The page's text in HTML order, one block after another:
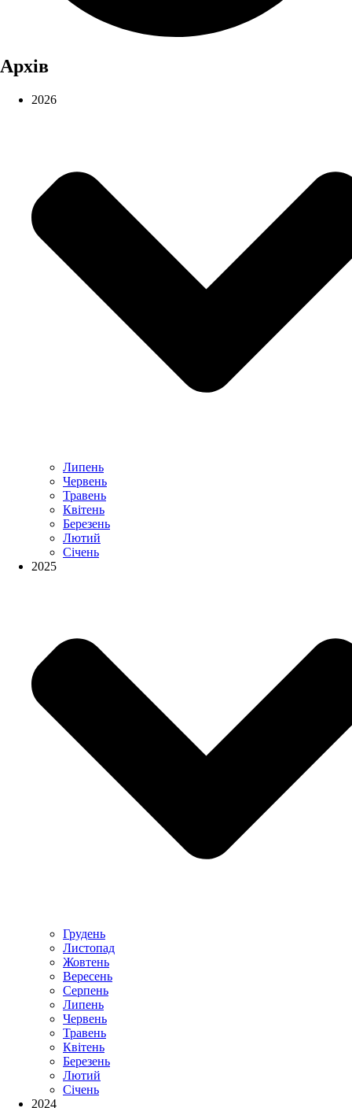
Архів
2026
Липень
Червень
Травень
Квітень
Березень
Лютий
Січень
2025
Грудень
Листопад
Жовтень
Вересень
Серпень
Липень
Червень
Травень
Квітень
Березень
Лютий
Січень
2024